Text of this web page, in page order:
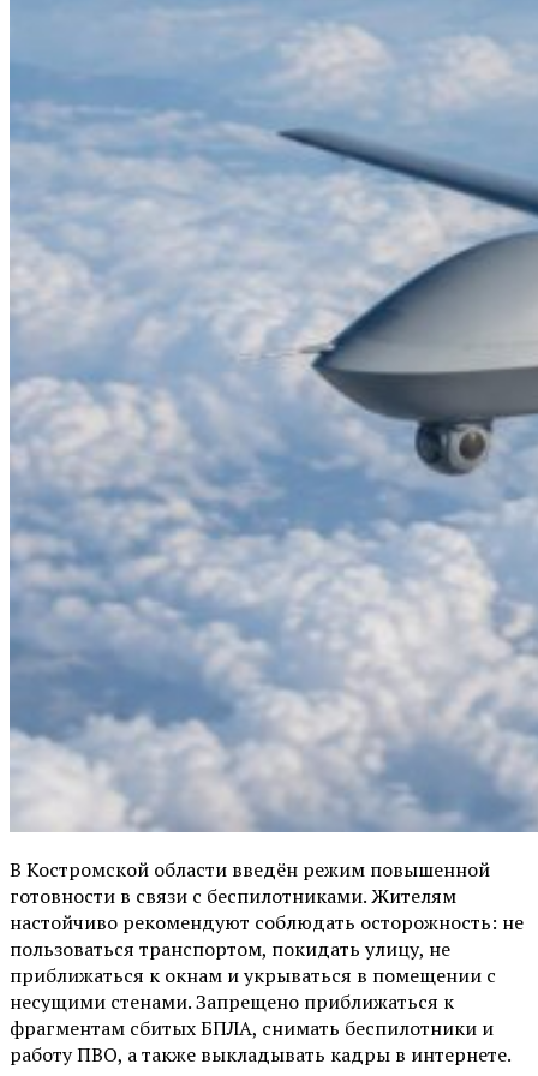
В Костромской области введён режим повышенной
готовности в связи с беспилотниками. Жителям
настойчиво рекомендуют соблюдать осторожность: не
пользоваться транспортом, покидать улицу, не
приближаться к окнам и укрываться в помещении с
несущими стенами. Запрещено приближаться к
фрагментам сбитых БПЛА, снимать беспилотники и
работу ПВО, а также выкладывать кадры в интернете.